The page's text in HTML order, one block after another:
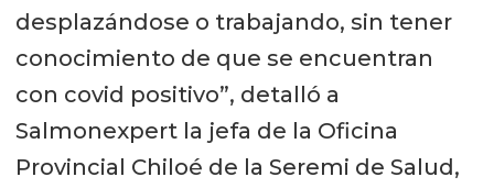
desplazándose o trabajando, sin tener
conocimiento de que se encuentran
con covid positivo”, detalló a
Salmonexpert la jefa de la Oficina
Provincial Chiloé de la Seremi de Salud,